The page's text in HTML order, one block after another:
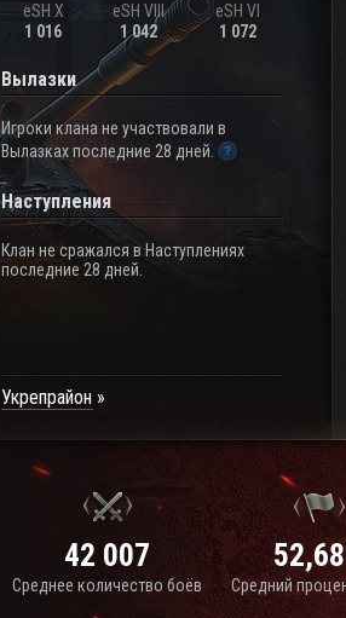
eSH X
1 016
eSH VIII
1 042
eSH VI
1 072
Вылазки
Игроки клана не участвовали в
Вылазках последние 28 дней.
Наступления
Клан не сражался в Наступлениях
последние 28 дней.
Укрепрайон
42 007
Среднее количество боёв Средний